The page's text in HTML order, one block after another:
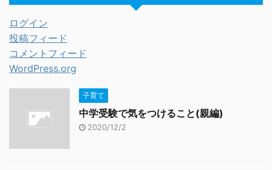
ログイン
投稿フィード
コメントフィード
WordPress.org
子育て
中学受験で気をつけること(親編)
2020/12/2